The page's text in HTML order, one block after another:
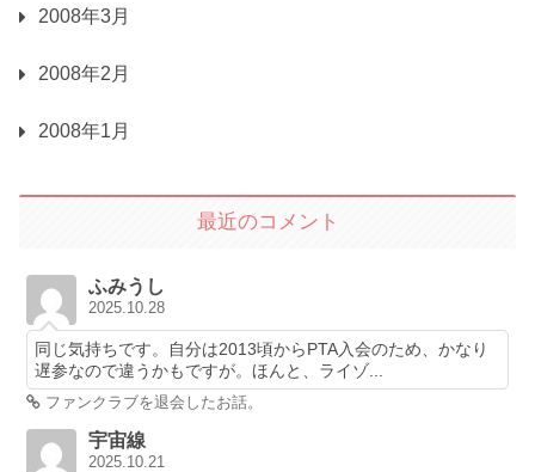
2008年3月
2008年2月
2008年1月
最近のコメント
ふみうし
2025.10.28
同じ気持ちです。自分は2013頃からPTA入会のため、かなり
遅参なので違うかもですが。ほんと、ライゾ...
ファンクラブを退会したお話。
宇宙線
2025.10.21